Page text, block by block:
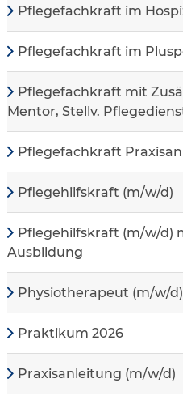
Pflegefachkraft im
Pflegefachkraft im
Pflegefachkraft mit
Mentor, Stellv.
Pflegefachkraft
Pflegehilfskraft (m/w/d)
Pflegehilfskraft (m/w/d)
Ausbildung
Physiotherapeut (m/w/d)
Praktikum 2026
Praxisanleitung (m/w/d)